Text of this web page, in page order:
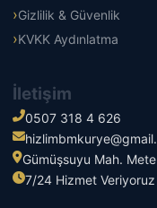
Gizlilik & Güvenlik
KVKK Aydınlatma
İletişim
0507 318 4 626
Gümüşsuyu Mah.
7/24 Hizmet Veriyoruz